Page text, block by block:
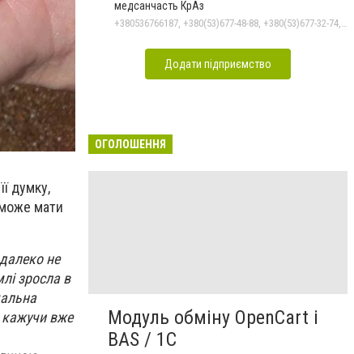
думку,
мати
не
зросла в
кажучи вже
медсанчасть КрАз
+380536766187, +380(53)677-48-88, +380(53)677-32-74, +380(53)676-62-99
Додати підприємство
ОГОЛОШЕННЯ
Модуль обміну OpenCart і
BAS / 1С